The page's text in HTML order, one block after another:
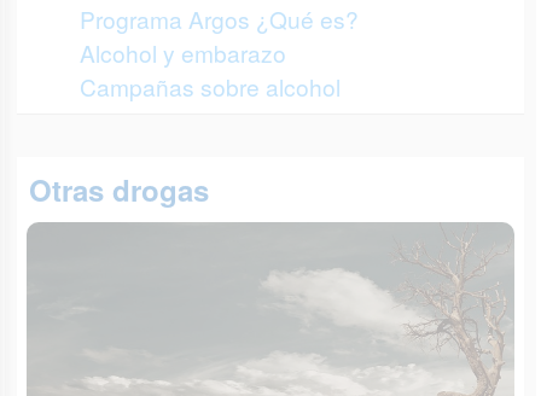
Programa Argos ¿Qué es?
Alcohol y embarazo
Campañas sobre alcohol
Otras drogas